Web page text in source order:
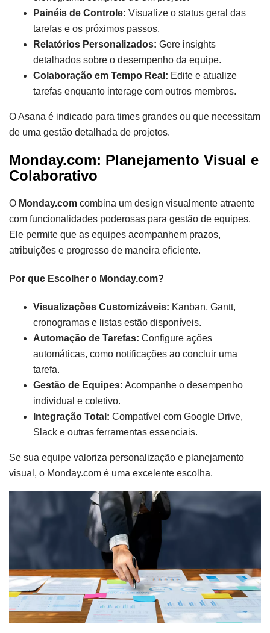
Painéis de Controle: Visualize o status geral das
tarefas e os próximos passos.
Relatórios Personalizados: Gere insights
detalhados sobre o desempenho da equipe.
Colaboração em Tempo Real: Edite e atualize
tarefas enquanto interage com outros membros.
O Asana é indicado para times grandes ou que necessitam
de uma gestão detalhada de projetos.
Monday.com: Planejamento Visual e
Colaborativo
O Monday.com combina um design visualmente atraente
com funcionalidades poderosas para gestão de equipes.
Ele permite que as equipes acompanhem prazos,
atribuições e progresso de maneira eficiente.
Por que Escolher o Monday.com?
Visualizações Customizáveis: Kanban, Gantt,
cronogramas e listas estão disponíveis.
Automação de Tarefas: Configure ações
automáticas, como notificações ao concluir uma
tarefa.
Gestão de Equipes: Acompanhe o desempenho
individual e coletivo.
Integração Total: Compatível com Google Drive,
Slack e outras ferramentas essenciais.
Se sua equipe valoriza personalização e planejamento
visual, o Monday.com é uma excelente escolha.